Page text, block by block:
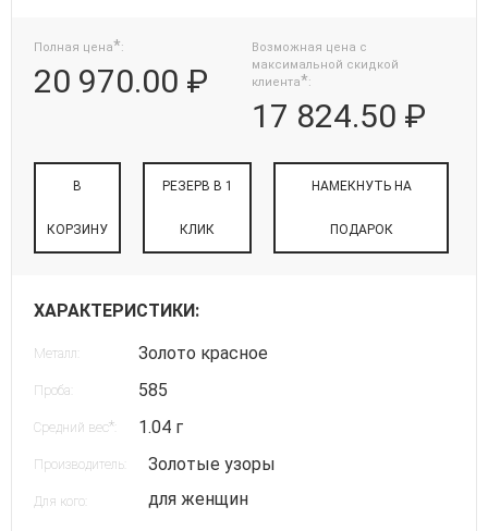
Полная цена*:
20 970.00 ₽
Возможная цена с
максимальной скидкой
клиента*:
17 824.50 ₽
В
КОРЗИНУ
РЕЗЕРВ В 1
КЛИК
НАМЕКНУТЬ НА
ПОДАРОК
ХАРАКТЕРИСТИКИ:
Металл: Золото красное
Проба: 585
Средний вес* 1.04 г
Производитель: Золотые узоры
Для кого: для женщин